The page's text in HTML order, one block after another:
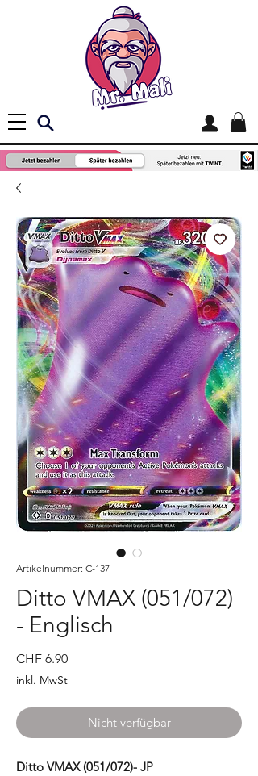
Artikelnummer: C-137
Ditto VMAX (051/072)
- Englisch
CHF 6.90Preis
inkl. MwSt
Nicht verfügbar
Ditto VMAX (051/072)- JP